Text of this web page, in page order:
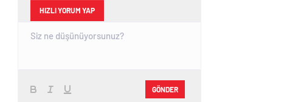
HIZLI YORUM YAP
GÖNDER